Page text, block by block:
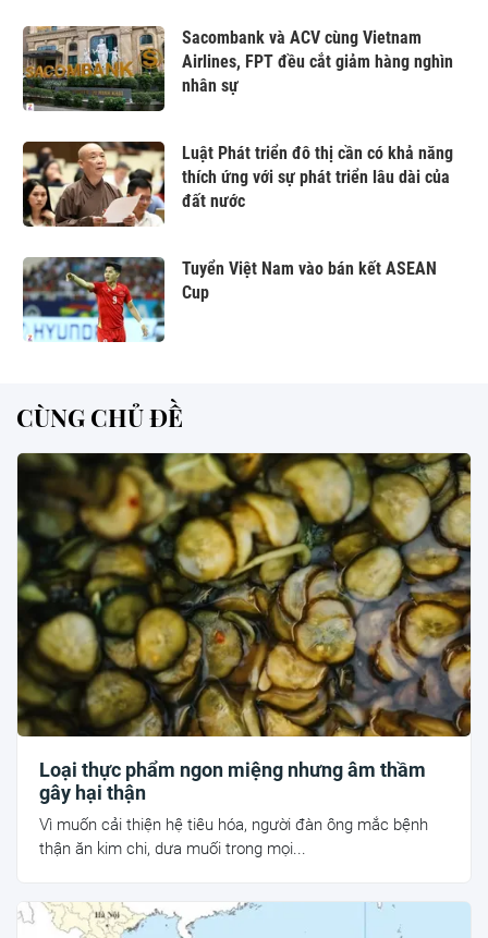
Sacombank và ACV cùng Vietnam
Airlines, FPT đều cắt giảm hàng nghìn
nhân sự
Luật Phát triển đô thị cần có khả năng
thích ứng với sự phát triển lâu dài của
đất nước
Tuyển Việt Nam vào bán kết ASEAN
Cup
CÙNG CHỦ ĐỀ
Loại thực phẩm ngon miệng nhưng âm thầm
gây hại thận
Vì muốn cải thiện hệ tiêu hóa, người đàn ông mắc bệnh
thận ăn kim chi, dưa muối trong mọi...